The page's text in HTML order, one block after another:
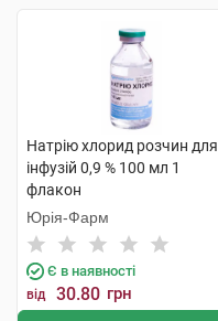
Натрію хлорид розчин для
інфузій 0,9 % 100 мл 1
флакон
Юрія-Фарм
Є в наявності
від 30.80 грн